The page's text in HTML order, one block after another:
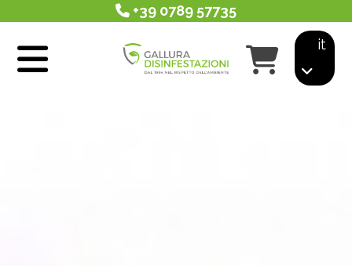
+39 0789 57735
it